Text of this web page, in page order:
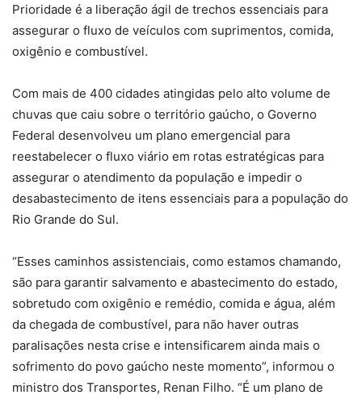
Prioridade é a liberação ágil de trechos essenciais para
assegurar o fluxo de veículos com suprimentos, comida,
oxigênio e combustível.
Com mais de 400 cidades atingidas pelo alto volume de
chuvas que caiu sobre o território gaúcho, o Governo
Federal desenvolveu um plano emergencial para
reestabelecer o fluxo viário em rotas estratégicas para
assegurar o atendimento da população e impedir o
desabastecimento de itens essenciais para a população do
Rio Grande do Sul.
“Esses caminhos assistenciais, como estamos chamando,
são para garantir salvamento e abastecimento do estado,
sobretudo com oxigênio e remédio, comida e água, além
da chegada de combustível, para não haver outras
paralisações nesta crise e intensificarem ainda mais o
sofrimento do povo gaúcho neste momento”, informou o
ministro dos Transportes, Renan Filho. “É um plano de